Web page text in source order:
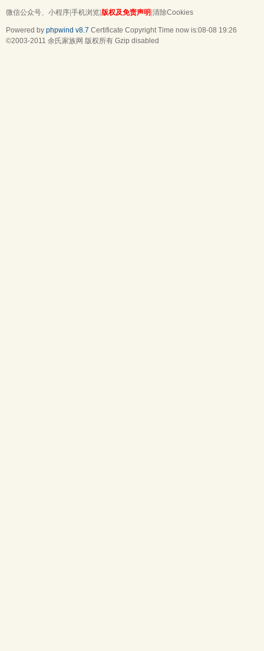
微信公众号、小程序 手机浏览 版权及免责声明 清除Cookies
Powered by phpwind v8.7 Certificate Copyright Time now is:08-08 19:26
©2003-2011 余氏家族网 版权所有 Gzip disabled